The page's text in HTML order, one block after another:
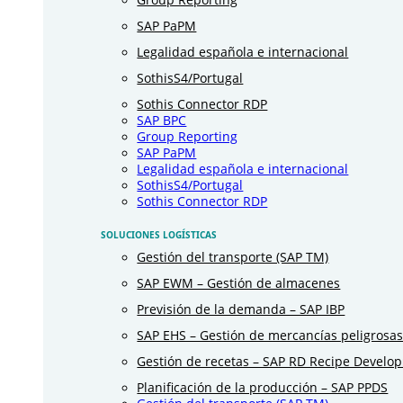
SAP PaPM
Legalidad española e internacional
SothisS4/Portugal
Sothis Connector RDP
SAP BPC
Group Reporting
SAP PaPM
Legalidad española e internacional
SothisS4/Portugal
Sothis Connector RDP
SOLUCIONES LOGÍSTICAS
Gestión del transporte (SAP TM)
SAP EWM – Gestión de almacenes
Previsión de la demanda – SAP IBP
SAP EHS – Gestión de mercancías peligrosas
Gestión de recetas – SAP RD Recipe
Planificación de la producción – SAP PPDS